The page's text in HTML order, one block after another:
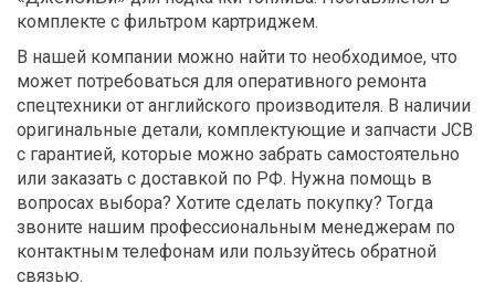
комплекте с фильтром картриджем.
В нашей компании можно найти то необходимое, что
может потребоваться для оперативного ремонта
спецтехники от английского производителя. В наличии
оригинальные детали, комплектующие и запчасти JCB
с гарантией, которые можно забрать самостоятельно
или заказать с доставкой по РФ. Нужна помощь в
вопросах выбора? Хотите сделать покупку? Тогда
звоните нашим профессиональным менеджерам по
контактным телефонам или пользуйтесь обратной
связью.